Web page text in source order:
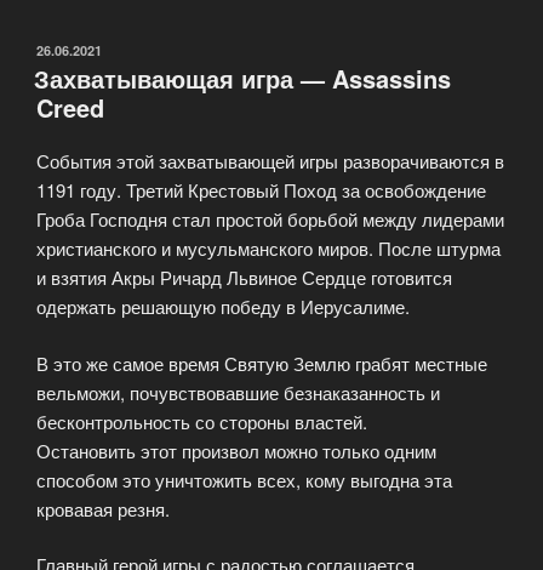
ОПУБЛИКОВАНО
26.06.2021
Захватывающая игра — Assassins
Creed
События этой захватывающей игры разворачиваются в
1191 году. Третий Крестовый Поход за освобождение
Гроба Господня стал простой борьбой между лидерами
христианского и мусульманского миров. После штурма
и взятия Акры Ричард Львиное Сердце готовится
одержать решающую победу в Иерусалиме.
В это же самое время Святую Землю грабят местные
вельможи, почувствовавшие безнаказанность и
бесконтрольность со стороны властей.
Остановить этот произвол можно только одним
способом это уничтожить всех, кому выгодна эта
кровавая резня.
Главный герой игры с радостью соглашается